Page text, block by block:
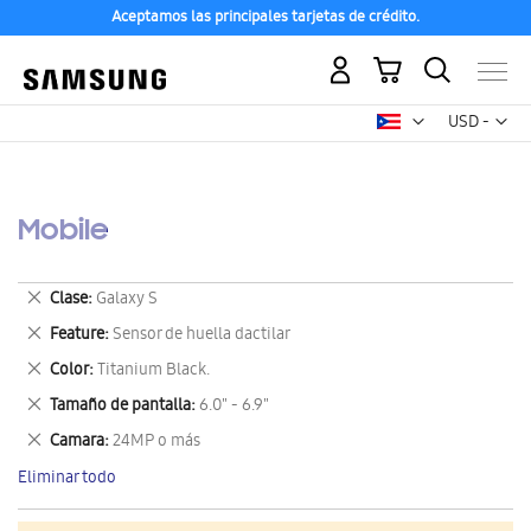
Aceptamos las principales tarjetas de crédito.
USD -
dólar
Mi carrito
Mobile
Clase Galaxy S
Eliminar
este
artículo
Feature Sensor de huella dactilar
Eliminar
este
artículo
Color Titanium Black.
Eliminar
este
artículo
Tamaño de pantalla 6.0" - 6.9"
Eliminar
este
artículo
Camara 24MP o más
Eliminar
este
artículo
Eliminar todo